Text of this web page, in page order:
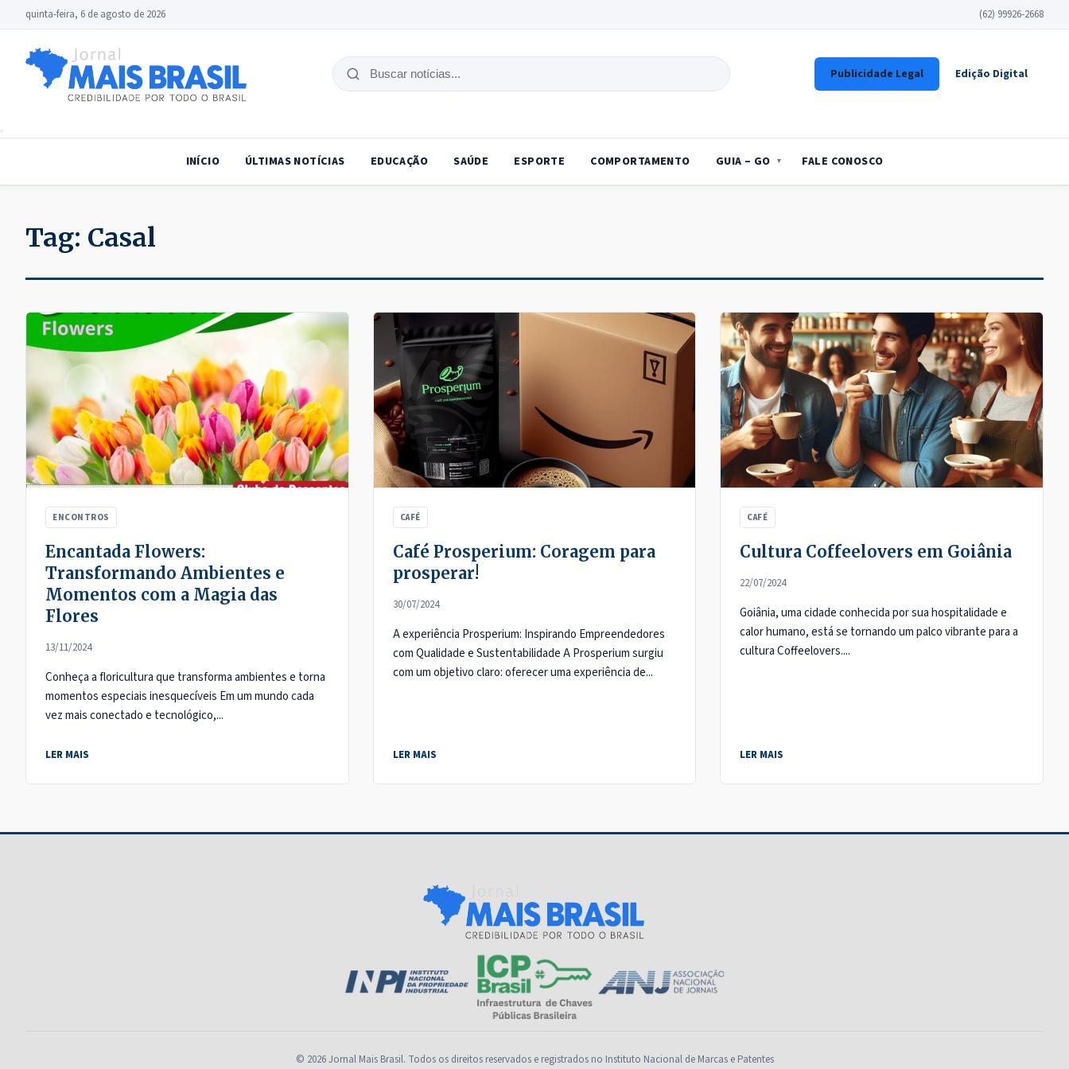
quinta-feira, 6 de agosto de 2026 (62) 99926-2668
Buscar
Publicidade Legal Edição Digital
INÍCIO ÚLTIMAS NOTÍCIAS EDUCAÇÃO SAÚDE ESPORTE COMPORTAMENTO GUIA – GO FALE CONOSCO
Tag: Casal
ENCONTROS
Encantada Flowers:
Transformando Ambientes e
Momentos com a Magia das
Flores
13/11/2024
Conheça a floricultura que transforma ambientes e torna
momentos especiais inesquecíveis Em um mundo cada
vez mais conectado e tecnológico,...
LER MAIS
CAFÉ
Café Prosperium: Coragem para
prosperar!
30/07/2024
A experiência Prosperium: Inspirando Empreendedores
com Qualidade e Sustentabilidade A Prosperium surgiu
com um objetivo claro: oferecer uma experiência de...
LER MAIS
CAFÉ
Cultura Coffeelovers em Goiânia
22/07/2024
Goiânia, uma cidade conhecida por sua hospitalidade e
calor humano, está se tornando um palco vibrante para a
cultura Coffeelovers....
LER MAIS
© 2026 Jornal Mais Brasil. Todos os direitos reservados e registrados no Instituto Nacional de Marcas e Patentes